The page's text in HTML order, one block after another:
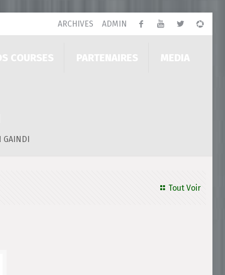
ARCHIVES ADMIN
COURSES PARTENAIRES MEDIA
GAINDI
Tout Voir